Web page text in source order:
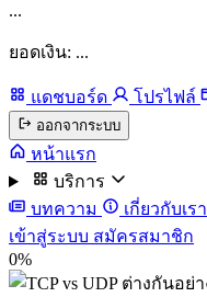
...
ยอดเงิน: ...
แดชบอร์ด โปรไฟล์
ออกจากระบบ
หน้าแรก
บริการ
บทความ
เกี่ยวกับเรา
เข้าสู่ระบบ สมัครสมาชิก
0%